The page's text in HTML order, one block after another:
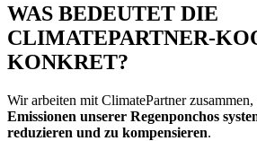
WAS BEDEUTET DIE
CLIMATEPARTNER-
KONKRET?
Wir arbeiten mit ClimatePartner
Emissionen unserer Regenponchos
reduzieren und zu kompensieren.